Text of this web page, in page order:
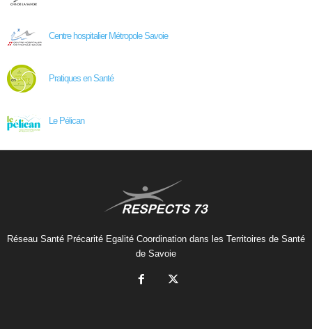
Centre hospitalier Métropole Savoie
Pratiques en Santé
Le Pélican
Réseau Santé Précarité Egalité Coordination dans les Territoires de Santé
de Savoie